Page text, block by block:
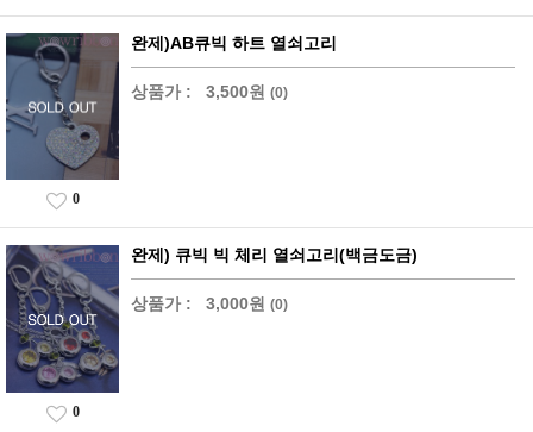
완제)AB큐빅 하트 열쇠고리
상품가 : 3,500원 (0)
0
완제) 큐빅 빅 체리 열쇠고리(백금도금)
상품가 : 3,000원 (0)
0